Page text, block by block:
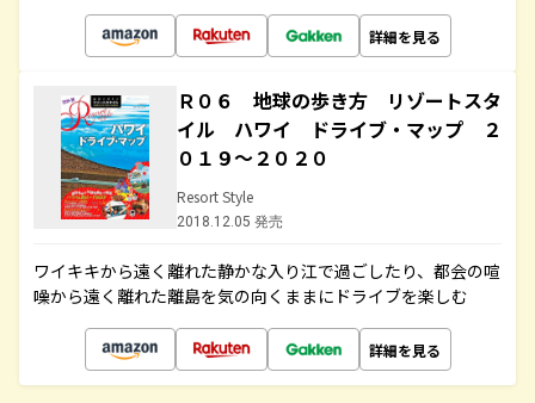
詳細を見る
Ｒ０６ 地球の歩き方 リゾートスタ
イル ハワイ ドライブ・マップ ２
０１９～２０２０
Resort Style
2018.12.05 発売
ワイキキから遠く離れた静かな入り江で過ごしたり、都会の喧
噪から遠く離れた離島を気の向くままにドライブを楽しむ
詳細を見る